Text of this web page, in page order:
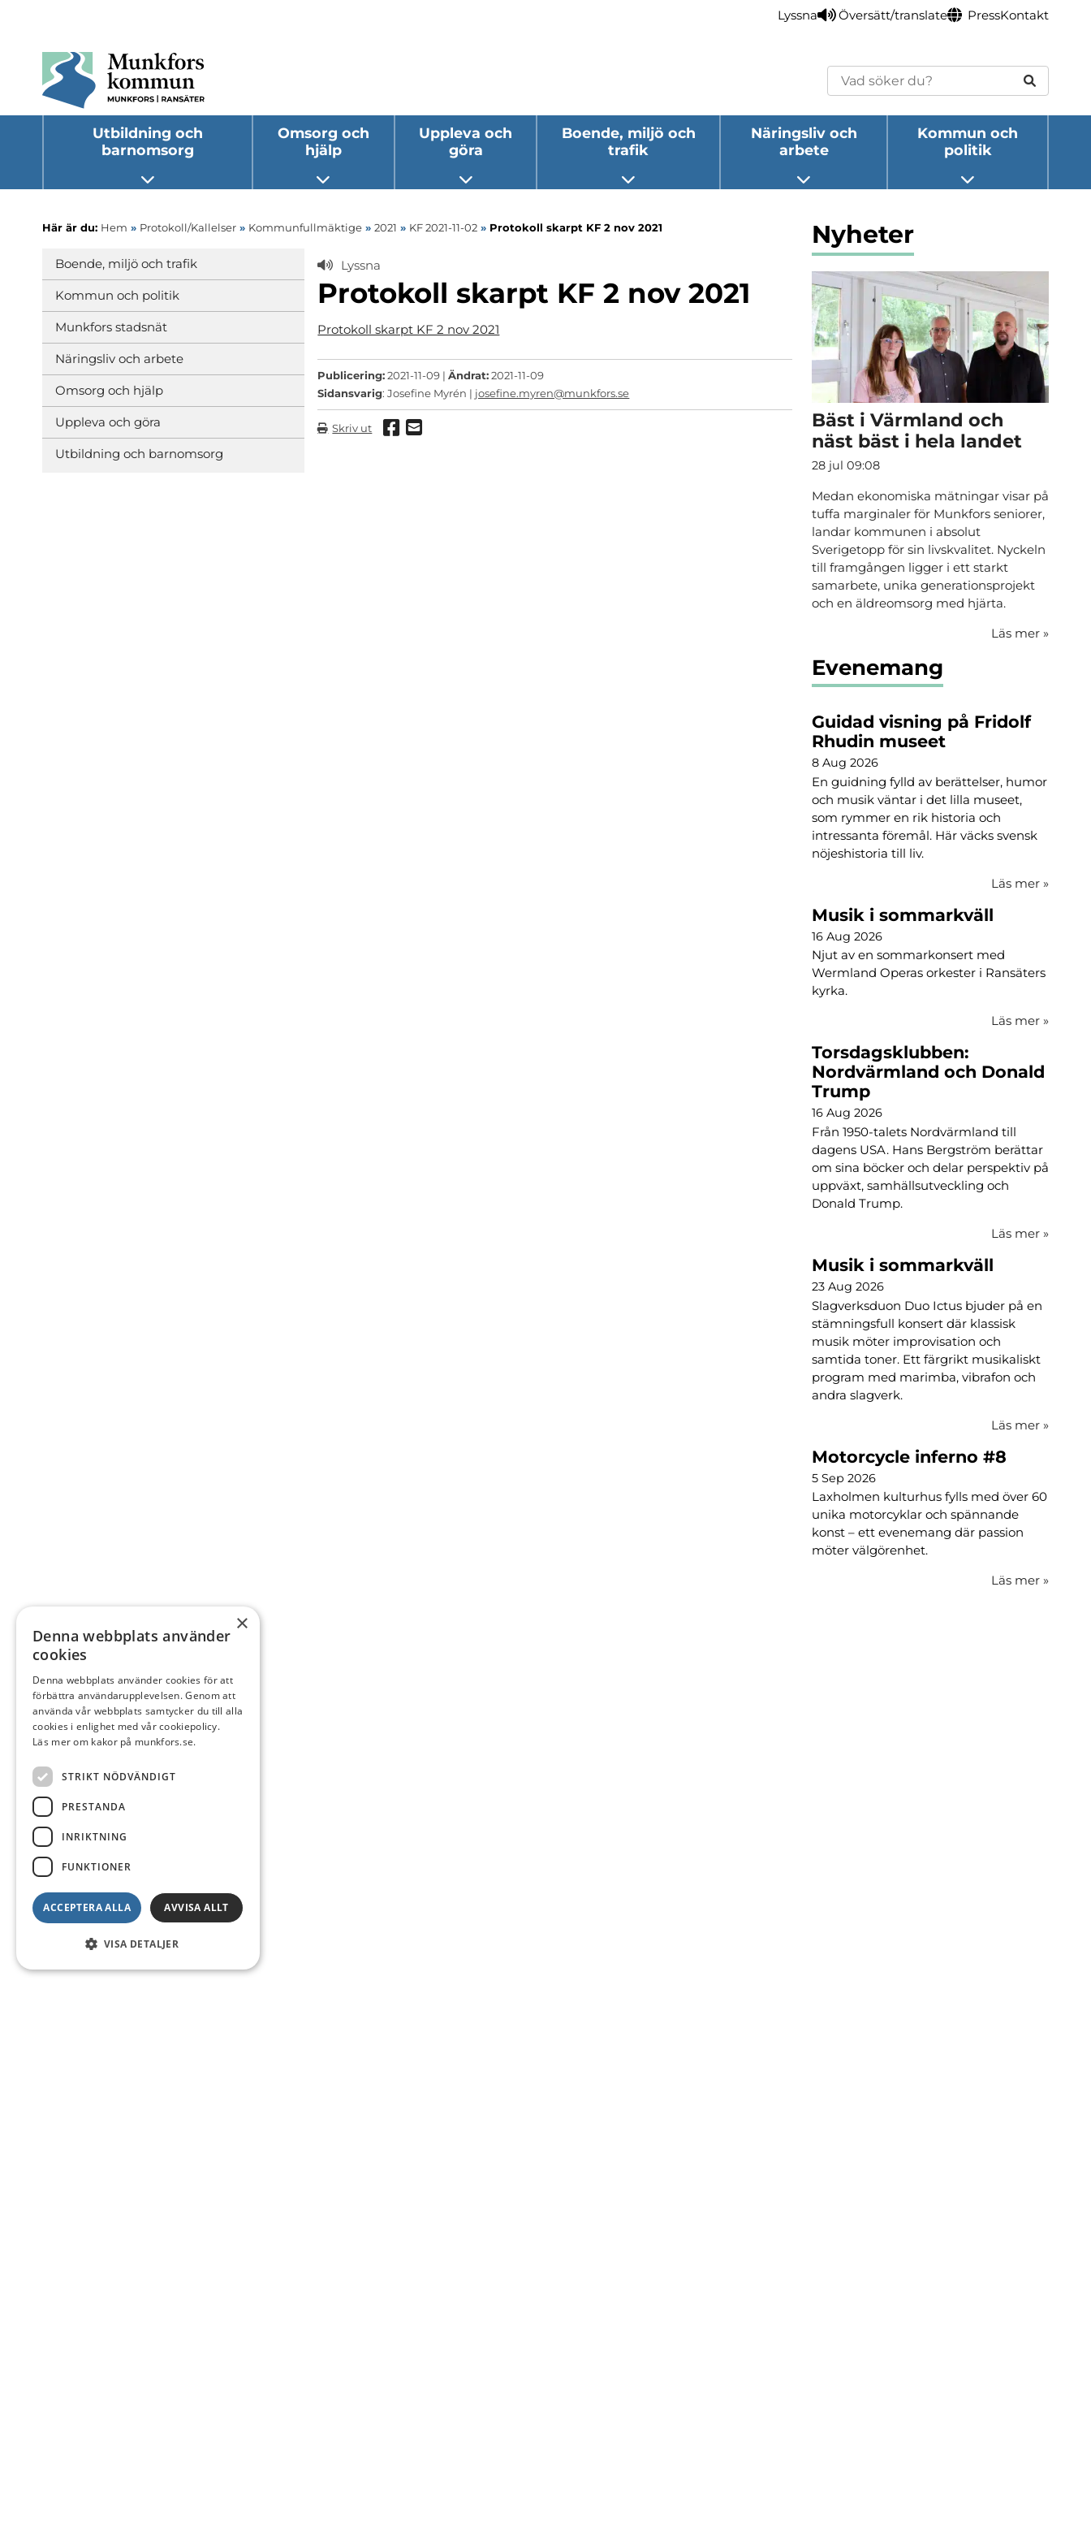
Lyssna Översätt/translate PressKontakt
Sök
Utbildning och
barnomsorg
Öppna undermeny
Omsorg och
hjälp
Öppna undermeny
Uppleva och
göra
Öppna undermeny
Boende, miljö och
trafik
Öppna undermeny
Näringsliv och
arbete
Öppna undermeny
Kommun och
politik
Öppna undermeny
Här är du: Hem » Protokoll/Kallelser » Kommunfullmäktige » 2021 » KF 2021-11-02 » Protokoll skarpt KF 2 nov 2021
Boende, miljö och trafik
Kommun och politik
Munkfors stadsnät
Näringsliv och arbete
Omsorg och hjälp
Uppleva och göra
Utbildning och barnomsorg
Lyssna
Protokoll skarpt KF 2 nov 2021
Protokoll skarpt KF 2 nov 2021
Publicering:2021-11-09 |Ändrat:2021-11-09
Sidansvarig: Josefine Myrén | josefine.myren@munkfors.se
Skriv ut Dela via Facebook
Dela via mail
Nyheter
Bäst i Värmland och
näst bäst i hela landet
28 jul 09:08
Medan ekonomiska mätningar visar på
tuffa marginaler för Munkfors seniorer,
landar kommunen i absolut
Sverigetopp för sin livskvalitet. Nyckeln
till framgången ligger i ett starkt
samarbete, unika generationsprojekt
och en äldreomsorg med hjärta.
Läs mer »
Evenemang
Guidad visning på Fridolf
Rhudin museet
8 Aug 2026
En guidning fylld av berättelser, humor
och musik väntar i det lilla museet,
som rymmer en rik historia och
intressanta föremål. Här väcks svensk
nöjeshistoria till liv.
Läs mer »
Musik i sommarkväll
16 Aug 2026
Njut av en sommarkonsert med
Wermland Operas orkester i Ransäters
kyrka.
Läs mer »
Torsdagsklubben:
Nordvärmland och Donald
Trump
16 Aug 2026
Från 1950-talets Nordvärmland till
dagens USA. Hans Bergström berättar
om sina böcker och delar perspektiv på
uppväxt, samhällsutveckling och
Donald Trump.
Läs mer »
Musik i sommarkväll
23 Aug 2026
Slagverksduon Duo Ictus bjuder på en
stämningsfull konsert där klassisk
musik möter improvisation och
samtida toner. Ett färgrikt musikaliskt
program med marimba, vibrafon och
andra slagverk.
Läs mer »
Motorcycle inferno #8
5 Sep 2026
Laxholmen kulturhus fylls med över 60
unika motorcyklar och spännande
konst – ett evenemang där passion
möter välgörenhet.
Läs mer »
×
Denna webbplats använder
cookies
Denna webbplats använder cookies för att
förbättra användarupplevelsen. Genom att
använda vår webbplats samtycker du till alla
cookies i enlighet med vår cookiepolicy.
Läs mer om kakor på munkfors.se.
STRIKT NÖDVÄNDIGT
PRESTANDA
INRIKTNING
FUNKTIONER
ACCEPTERA ALLA AVVISA ALLT
VISA DETALJER